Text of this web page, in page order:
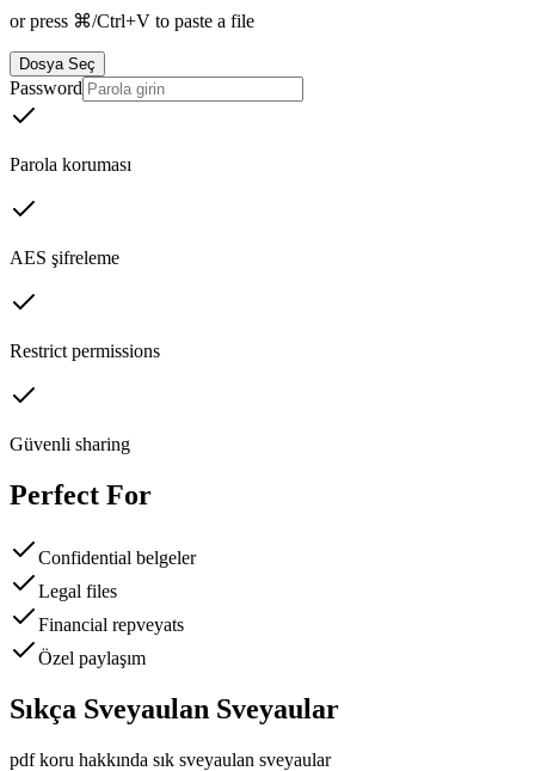
or press ⌘/Ctrl+V to paste a file
Dosya Seç
Password
Parola koruması
AES şifreleme
Restrict permissions
Güvenli sharing
Perfect For
Confidential belgeler
Legal files
Financial repveyats
Özel paylaşım
Sıkça Sveyaulan Sveyaular
pdf koru hakkında sık sveyaulan sveyaular